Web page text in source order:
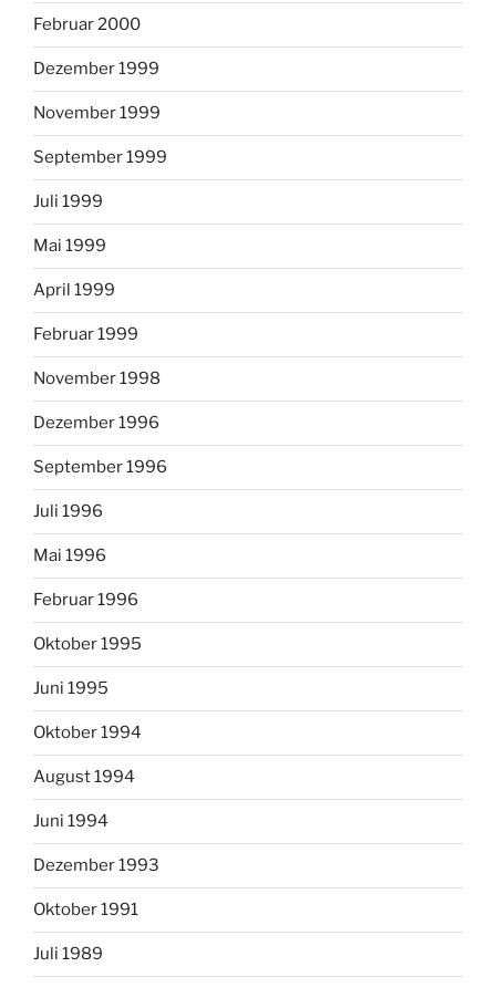
Februar 2000
Dezember 1999
November 1999
September 1999
Juli 1999
Mai 1999
April 1999
Februar 1999
November 1998
Dezember 1996
September 1996
Juli 1996
Mai 1996
Februar 1996
Oktober 1995
Juni 1995
Oktober 1994
August 1994
Juni 1994
Dezember 1993
Oktober 1991
Juli 1989